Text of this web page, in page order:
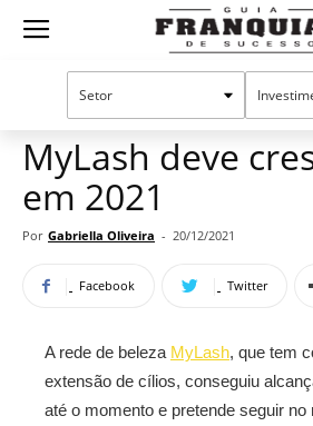
Guia
Mercado de franquias
MyLash deve
em 2021
Por Gabriella Oliveira - 20/12/2021
Facebook Twitter
A rede de beleza MyLash, que tem
extensão de cílios, conseguiu
até o momento e pretende seguir